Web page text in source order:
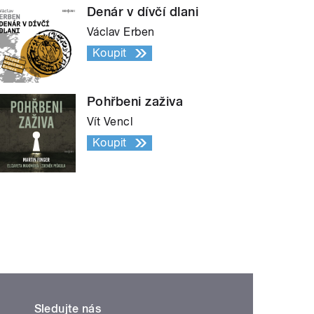
Denár v dívčí dlani
Václav Erben
Koupit
Pohřbeni zaživa
Vít Vencl
Koupit
Sledujte nás